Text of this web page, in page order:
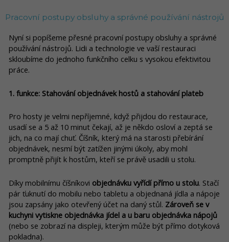
Pracovní postupy obsluhy a správné používání nástrojů
Nyní si popíšeme přesné pracovní postupy obsluhy a správné
používání nástrojů. Lidi a technologie ve vaší restauraci
skloubíme do jednoho funkčního celku s vysokou efektivitou
práce.
1. funkce: Stahování objednávek hostů a stahování plateb
Pro hosty je velmi nepříjemné, když přijdou do restaurace,
usadí se a 5 až 10 minut čekají, až je někdo osloví a zeptá se
jich, na co mají chuť. Číšník, který má na starosti přebírání
objednávek, nesmí být zatížen jinými úkoly, aby mohl
promptně přijít k hostům, kteří se právě usadili u stolu.
Díky mobilnímu číšníkovi objednávku vyřídí přímo u stolu. Stačí
pár ťuknutí do mobilu nebo tabletu a objednaná jídla a nápoje
jsou zapsány jako otevřený účet na daný stůl. Zároveň se v
kuchyni vytiskne objednávka jídel a u baru objednávka nápojů
(nebo se zobrazí na displeji, kterým může být přímo dotyková
pokladna).